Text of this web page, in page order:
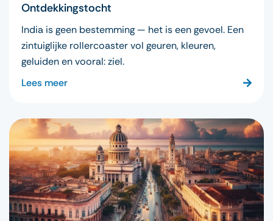
Ontdekkingstocht
India is geen bestemming — het is een gevoel. Een
zintuiglijke rollercoaster vol geuren, kleuren,
geluiden en vooral: ziel.
Lees meer